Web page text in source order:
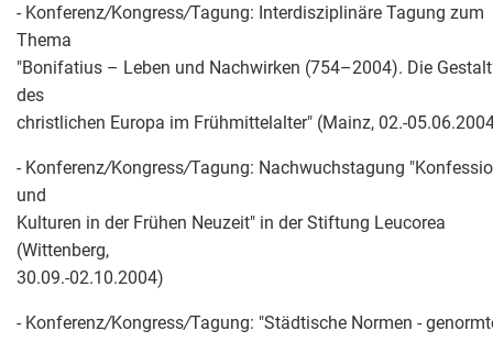
- Konferenz/Kongress/Tagung: Interdisziplinäre Tagung zum
Thema
"Bonifatius – Leben und Nachwirken (754–2004). Die
des
christlichen Europa im Frühmittelalter" (Mainz, 02.-
- Konferenz/Kongress/Tagung: Nachwuchstagung
und
Kulturen in der Frühen Neuzeit" in der Stiftung Leucorea
(Wittenberg,
30.09.-02.10.2004)
- Konferenz/Kongress/Tagung: "Städtische Normen -